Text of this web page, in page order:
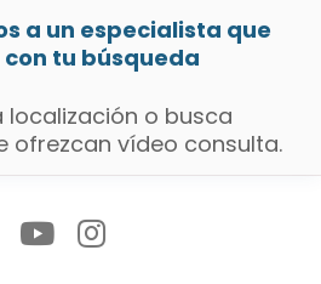
a un especialista que
tu búsqueda
o busca
ofrezcan vídeo consulta.